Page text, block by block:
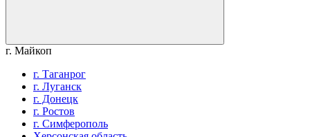
г. Майкоп
г. Таганрог
г. Луганск
г. Донецк
г. Ростов
г. Симферополь